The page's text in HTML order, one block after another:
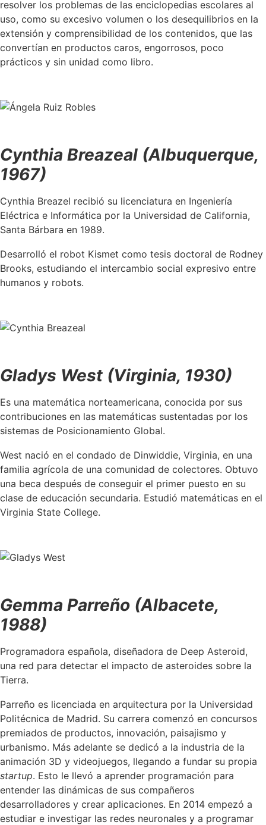
resolver los problemas de las enciclopedias escolares al
uso, como su excesivo volumen o los desequilibrios en la
extensión y comprensibilidad de los contenidos, que las
convertían en productos caros, engorrosos, poco
prácticos y sin unidad como libro.
Cynthia Breazeal (Albuquerque,
1967)
Cynthia Breazel recibió su licenciatura en Ingeniería
Eléctrica e Informática por la Universidad de California,
Santa Bárbara en 1989.
Desarrolló el robot Kismet como tesis doctoral de Rodney
Brooks, estudiando el intercambio social expresivo entre
humanos y robots.
Gladys West (Virginia, 1930)
Es una matemática norteamericana, conocida por sus
contribuciones en las matemáticas sustentadas por los
sistemas de Posicionamiento Global.
West nació en el condado de Dinwiddie, Virginia, en una
familia agrícola de una comunidad de colectores. Obtuvo
una beca después de conseguir el primer puesto en su
clase de educación secundaria. Estudió matemáticas en el
Virginia State College.
Gemma Parreño (Albacete,
1988)
Programadora española, diseñadora de Deep Asteroid,
una red para detectar el impacto de asteroides sobre la
Tierra.
Parreño es licenciada en arquitectura por la Universidad
Politécnica de Madrid. Su carrera comenzó en concursos
premiados de productos, innovación, paisajismo y
urbanismo. Más adelante se dedicó a la industria de la
animación 3D y videojuegos, llegando a fundar su propia
startup. Esto le llevó a aprender programación para
entender las dinámicas de sus compañeros
desarrolladores y crear aplicaciones. En 2014 empezó a
estudiar e investigar las redes neuronales y a programar